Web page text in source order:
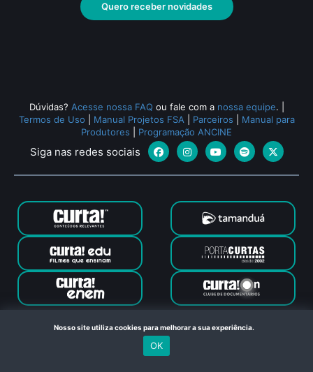
Quero receber novidades
Dúvidas? Acesse nossa FAQ ou fale com a nossa equipe.
Termos de Uso
Manual Projetos FSA Parceiros
Manual para
Produtores
Programação ANCINE
Siga nas redes sociais
Canal Curta © 2024. Todos os direitos reservados. Feito com
no Rio de Janeiro
Nosso site utiliza cookies para melhorar a sua experiência.
OK